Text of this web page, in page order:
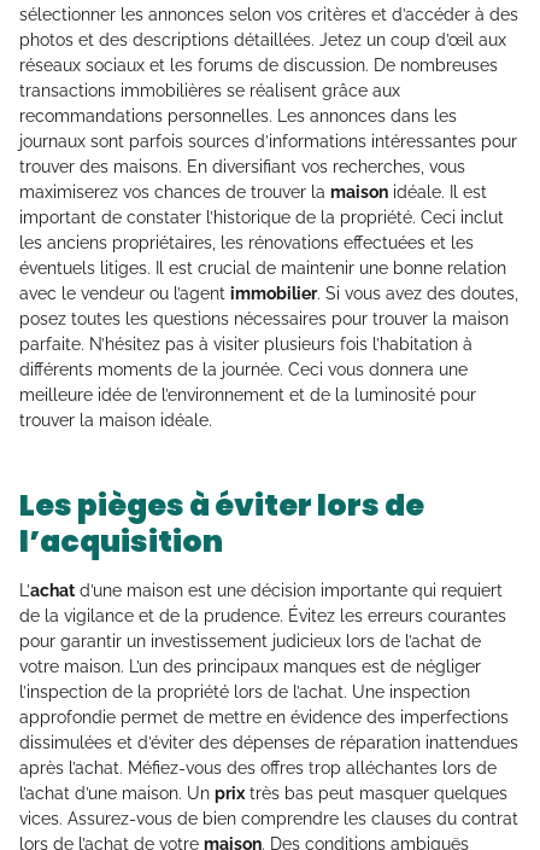
sélectionner les annonces selon vos critères et d’accéder à des
photos et des descriptions détaillées. Jetez un coup d’œil aux
réseaux sociaux et les forums de discussion. De nombreuses
transactions immobilières se réalisent grâce aux
recommandations personnelles. Les annonces dans les
journaux sont parfois sources d’informations intéressantes pour
trouver des maisons. En diversifiant vos recherches, vous
maximiserez vos chances de trouver la maison idéale. Il est
important de constater l’historique de la propriété. Ceci inclut
les anciens propriétaires, les rénovations effectuées et les
éventuels litiges. Il est crucial de maintenir une bonne relation
avec le vendeur ou l’agent immobilier. Si vous avez des doutes,
posez toutes les questions nécessaires pour trouver la maison
parfaite. N’hésitez pas à visiter plusieurs fois l’habitation à
différents moments de la journée. Ceci vous donnera une
meilleure idée de l’environnement et de la luminosité pour
trouver la maison idéale.
Les pièges à éviter lors de
l’acquisition
L’achat d’une maison est une décision importante qui requiert
de la vigilance et de la prudence. Évitez les erreurs courantes
pour garantir un investissement judicieux lors de l’achat de
votre maison. L’un des principaux manques est de négliger
l’inspection de la propriété lors de l’achat. Une inspection
approfondie permet de mettre en évidence des imperfections
dissimulées et d’éviter des dépenses de réparation inattendues
après l’achat. Méfiez-vous des offres trop alléchantes lors de
l’achat d’une maison. Un prix très bas peut masquer quelques
vices. Assurez-vous de bien comprendre les clauses du contrat
lors de l’achat de votre maison. Des conditions ambiguës